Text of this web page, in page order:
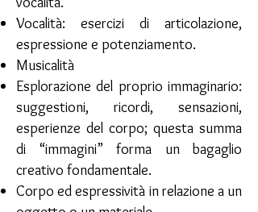
Vocalità: esercizi di articolazione,
espressione e potenziamento.
Musicalità
Esplorazione del proprio immaginario:
suggestioni, ricordi, sensazioni,
esperienze del corpo; questa summa
di “immagini” forma un bagaglio
creativo fondamentale.
Corpo ed espressività in relazione a un